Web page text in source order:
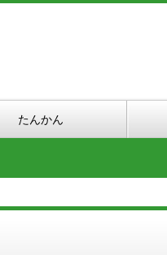
たんかん